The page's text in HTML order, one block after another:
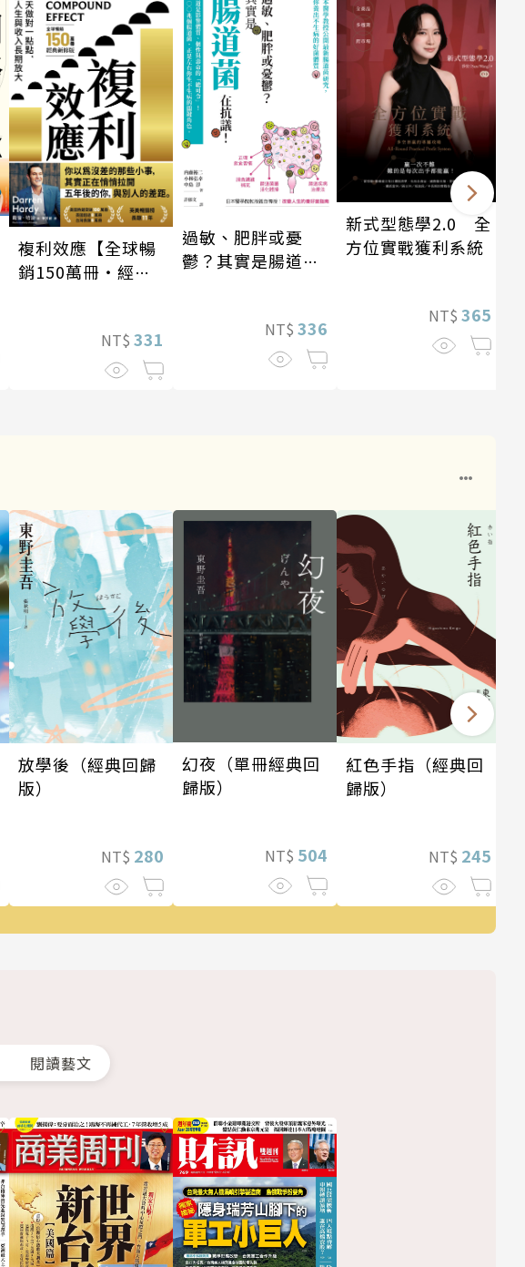
複利效應【全球暢
銷150萬冊・經典
NT$ 331
過敏、肥胖或憂
鬱？其實是腸道菌
NT$ 336
新式型態學2.0 全
方位實戰獲利系統
NT$ 365
放學後（經典回歸
版）
NT$ 280
幻夜（單冊經典回
歸版）
NT$ 504
紅色手指（經典回
歸版）
NT$ 245
閱讀藝文